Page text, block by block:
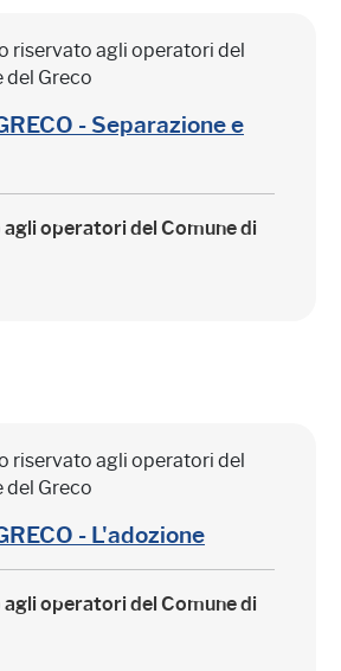
riservato agli operatori del
del Greco
- Separazione e
operatori del Comune di
riservato agli operatori del
del Greco
- L'adozione
operatori del Comune di